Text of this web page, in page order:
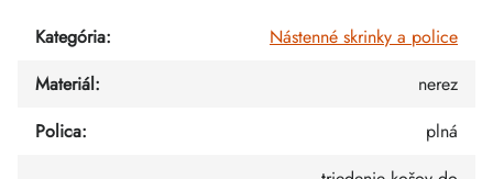
Kategória:
Nástenné skrinky a police
Materiál:
nerez
Polica: plná